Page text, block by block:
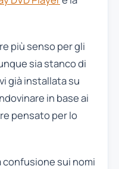
più senso per gli
sia stanco di
già installata su
in base ai
pensato per lo
confusione sui nomi